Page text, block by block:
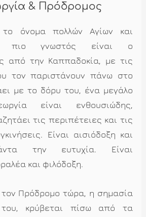
& Πρόδρομος
όνομα πολλών Αγίων και
πιο γνωστός είναι ο
από την Καππαδοκία, με τις
τον παριστάνουν πάνω στο
με το δόρυ του, ένα μεγάλο
είναι ενθουσιώδης,
τις περιπέτειες και τις
Είναι αισιόδοξη και
την ευτυχία. Είναι
και φιλόδοξη.
τον Πρόδρομο τώρα, η σημασία
κρύβεται πίσω από τα